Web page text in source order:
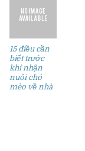
15 điều cần
biết trước
khi nhận
nuôi chó
mèo về nhà